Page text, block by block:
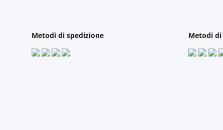
Metodi di spedizione Metodi